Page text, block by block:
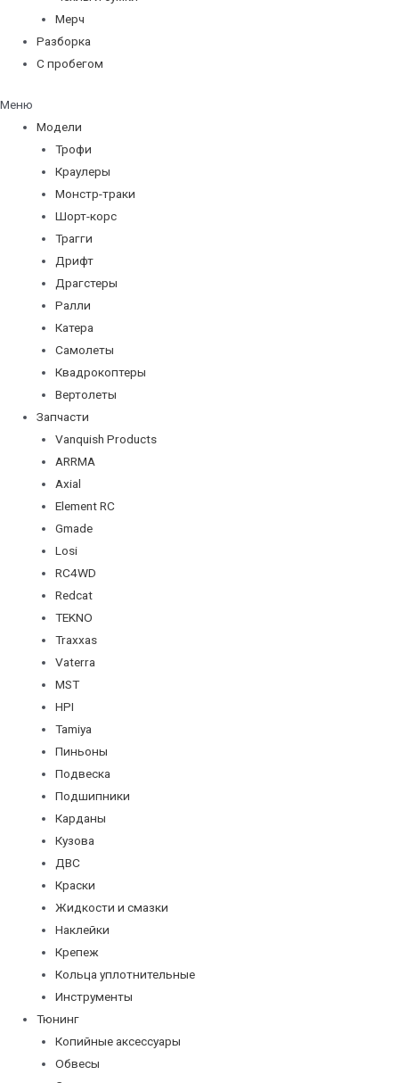
Мерч
Разборка
С пробегом
Меню
Модели
Трофи
Краулеры
Монстр-траки
Шорт-корс
Трагги
Дрифт
Драгстеры
Ралли
Катера
Самолеты
Квадрокоптеры
Вертолеты
Запчасти
Vanquish Products
ARRMA
Axial
Element RC
Gmade
Losi
RC4WD
Redcat
TEKNO
Traxxas
Vaterra
MST
HPI
Tamiya
Пиньоны
Подвеска
Подшипники
Карданы
Кузова
ДВС
Краски
Жидкости и смазки
Наклейки
Крепеж
Кольца уплотнительные
Инструменты
Тюнинг
Копийные аксессуары
Обвесы